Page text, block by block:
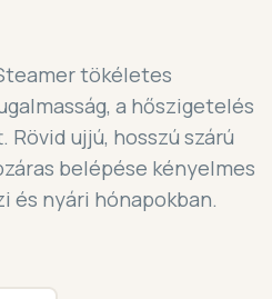
tökéletes
a hőszigetelés
ujjú, hosszú szárú
belépése kényelmes
és nyári hónapokban.